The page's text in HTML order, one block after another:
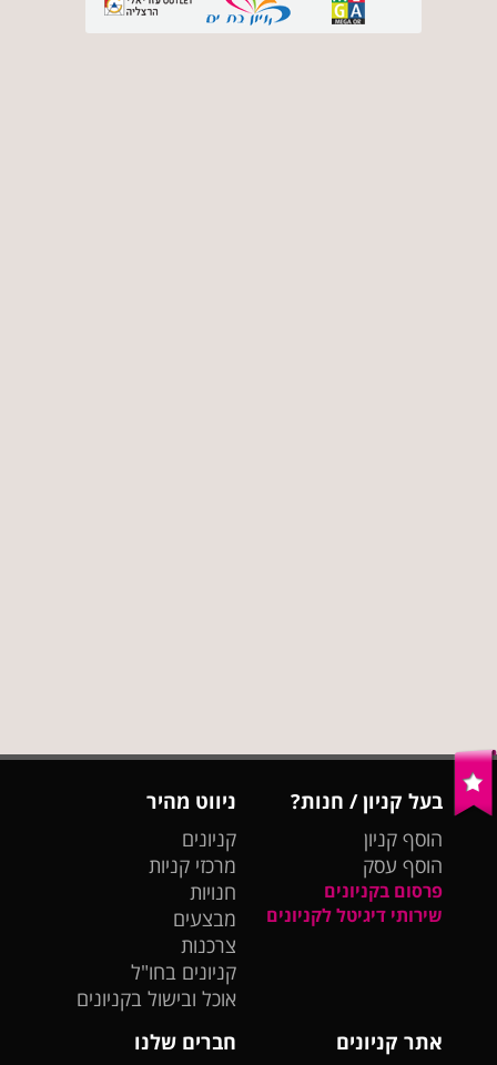
בעל קניון / חנות?
הוסף קניון
הוסף עסק
פרסום בקניונים
שירותי דיגיטל לקניונים
ניווט מהיר
קניונים
מרכזי קניות
חנויות
מבצעים
צרכנות
קניונים בחו"ל
אוכל ובישול בקניונים
אתר קניונים
חברים שלנו